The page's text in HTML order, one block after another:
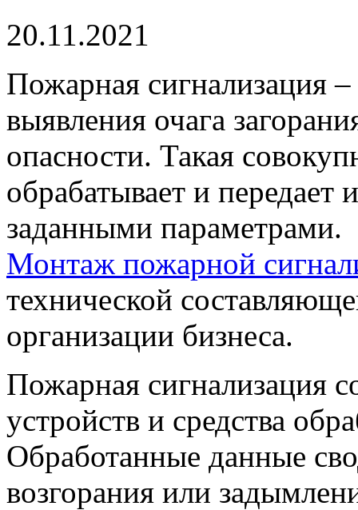
20.11.2021
Пожарная сигнализация
выявления очага
опасности. Такая
обрабатывает и
заданными параметрами.
Монтаж пожарной
технической
организации бизнеса.
Пожарная сигнализация
устройств и средства
Обработанные данные
возгорания или